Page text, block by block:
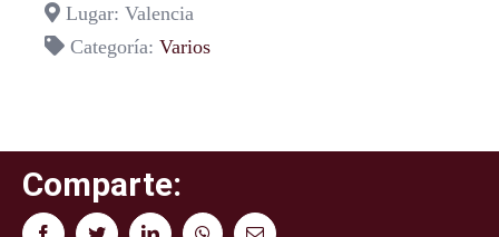
Lugar: Valencia
Categoría: Varios
Comparte:
FacebookTwitterLinkedInWhatsAppCorreo